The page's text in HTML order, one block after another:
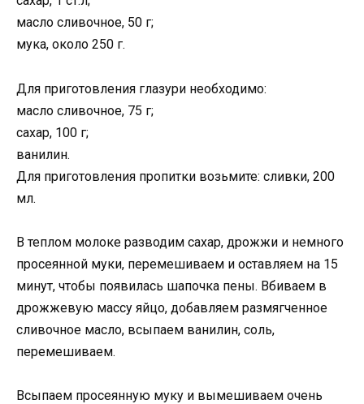
масло сливочное, 50 г;
мука, около 250 г.
Для приготовления глазури необходимо:
масло сливочное, 75 г;
сахар, 100 г;
ванилин.
Для приготовления пропитки возьмите: сливки, 200
мл.
В теплом молоке разводим сахар, дрожжи и немного
просеянной муки, перемешиваем и оставляем на 15
минут, чтобы появилась шапочка пены. Вбиваем в
дрожжевую массу яйцо, добавляем размягченное
сливочное масло, всыпаем ванилин, соль,
перемешиваем.
Всыпаем просеянную муку и вымешиваем очень